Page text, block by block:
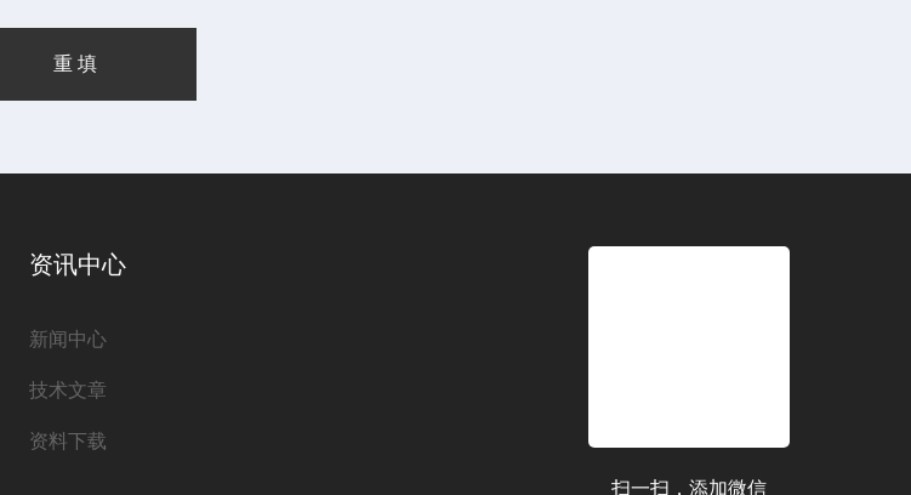
资讯中心
新闻中心
技术文章
资料下载
扫一扫，添加微信